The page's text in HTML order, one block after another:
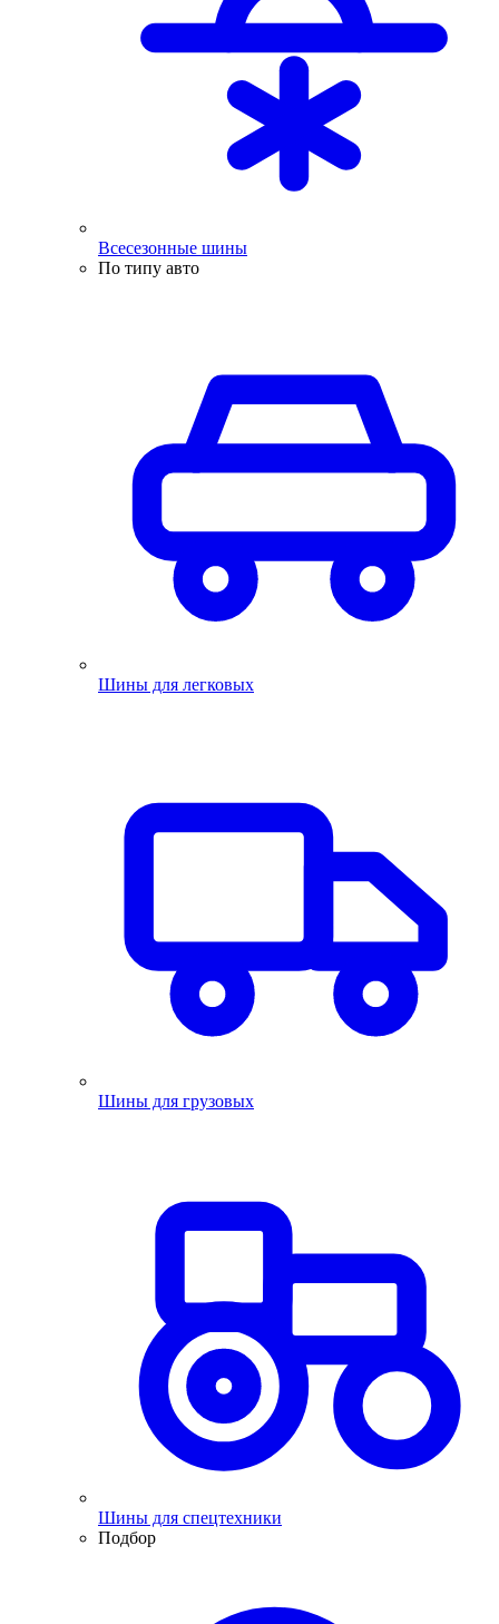
Всесезонные шины
По типу авто
Шины для легковых
Шины для грузовых
Шины для спецтехники
Подбор